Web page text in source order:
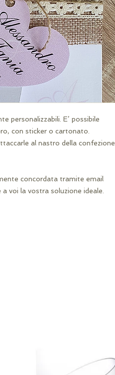
personalizzabili. E’ possibile
con sticker o cartonato.
al nastro della confezione
concordata tramite email
voi la vostra soluzione ideale.